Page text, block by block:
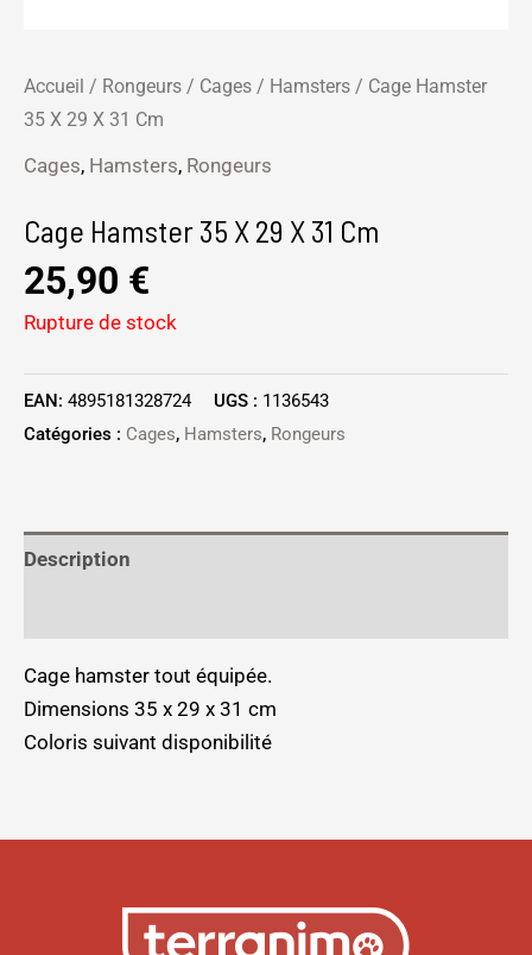
Accueil / Rongeurs / Cages / Hamsters / Cage Hamster
35 X 29 X 31 Cm
Cages, Hamsters, Rongeurs
Cage Hamster 35 X 29 X 31 Cm
25,90 €
Rupture de stock
EAN: 4895181328724 UGS : 1136543
Catégories : Cages, Hamsters, Rongeurs
Description
Cage hamster tout équipée.
Dimensions 35 x 29 x 31 cm
Coloris suivant disponibilité